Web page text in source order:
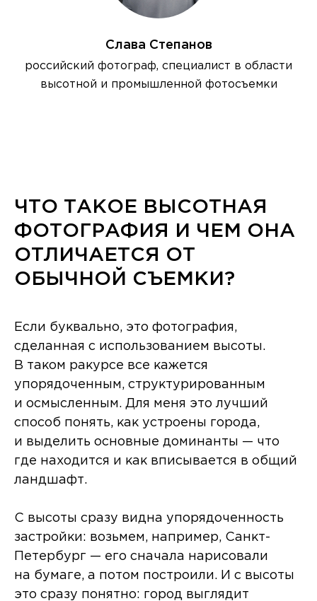
Слава Степанов
российский фотограф, специалист в области
высотной и промышленной фотосъемки
ЧТО ТАКОЕ ВЫСОТНАЯ
ФОТОГРАФИЯ И ЧЕМ ОНА
ОТЛИЧАЕТСЯ ОТ
ОБЫЧНОЙ СЪЕМКИ?
Если буквально, это фотография,
сделанная с использованием высоты.
В таком ракурсе все кажется
упорядоченным, структурированным
и осмысленным. Для меня это лучший
способ понять, как устроены города,
и выделить основные доминанты — что
где находится и как вписывается в общий
ландшафт.
С высоты сразу видна упорядоченность
застройки: возьмем, например, Санкт-
Петербург — его сначала нарисовали
на бумаге, а потом построили. И с высоты
это сразу понятно: город выглядит